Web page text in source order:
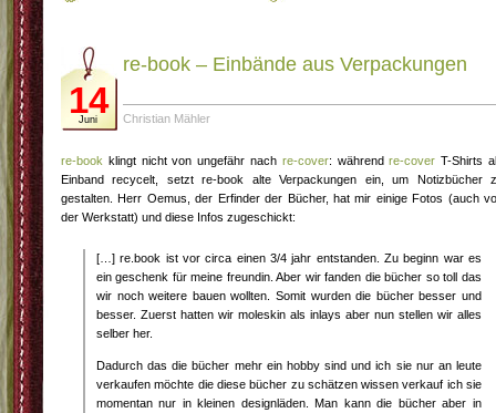
14
Juni
re-book – Einbände aus Verpackungen
Christian Mähler
re-book klingt nicht von ungefähr nach re-cover: währendre-cover T-Shirts
Einband recycelt, setzt re-book alte Verpackungen ein, um Notizbücher
gestalten. Herr Oemus, der Erfinder der Bücher, hat mir einige Fotos (auch
der Werkstatt) und diese Infos zugeschickt:
[…] re.book ist vor circa einen 3/4 jahr entstanden. Zu beginn war es
ein geschenk für meine freundin. Aber wir fanden die bücher so toll das
wir noch weitere bauen wollten. Somit wurden die bücher besser und
besser. Zuerst hatten wir moleskin als inlays aber nun stellen wir alles
selber her.
Dadurch das die bücher mehr ein hobby sind und ich sie nur an leute
verkaufen möchte die diese bücher zu schätzen wissen verkauf ich sie
momentan nur in kleinen designläden. Man kann die bücher aber in